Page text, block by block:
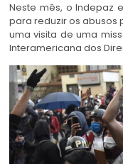
Neste mês, o Indepaz
para reduzir os abusos
uma visita de uma
Interamericana dos